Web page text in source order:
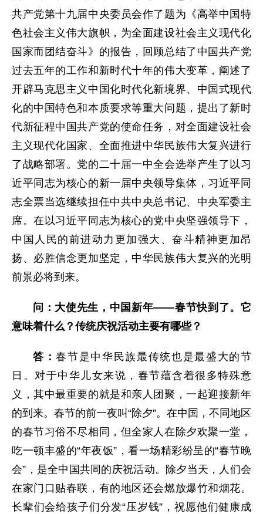
共产党第十九届中央委员会作了题为《高举中国特
色社会主义伟大旗帜，为全面建设社会主义现代化
国家而团结奋斗》的报告，回顾总结了中国共产党
过去五年的工作和新时代十年的伟大变革，阐述了
开辟马克思主义中国化时代化新境界、中国式现代
化的中国特色和本质要求等重大问题，提出了新时
代新征程中国共产党的使命任务，对全面建设社会
主义现代化国家、全面推进中华民族伟大复兴进行
了战略部署。党的二十届一中全会选举产生了以习
近平同志为核心的新一届中央领导集体，习近平同
志全票当选继续担任中共中央总书记、中央军委主
席。在以习近平同志为核心的党中央坚强领导下，
中国人民的前进动力更加强大、奋斗精神更加昂
扬、必胜信念更加坚定，中华民族伟大复兴的光明
前景必将到来。
问：大使先生，中国新年——春节快到了。它
意味着什么？传统庆祝活动主要有哪些？
答：春节是中华民族最传统也是最盛大的节
日。对于中华儿女来说，春节蕴含着很多特殊意
义，其中最重要的就是和亲人团聚，一起迎接新年
的到来。春节的前一夜叫“除夕”。在中国，不同地区
的春节习俗不尽相同，但全家人在除夕欢聚一堂，
吃一顿丰盛的“年夜饭”，看一场精彩纷呈的“春节晚
会”，是全中国共同的庆祝活动。除夕当天，人们会
在家门口贴春联，有的地区还会燃放爆竹和烟花。
长辈们会给孩子们分发“压岁钱”，祝愿他们健康成